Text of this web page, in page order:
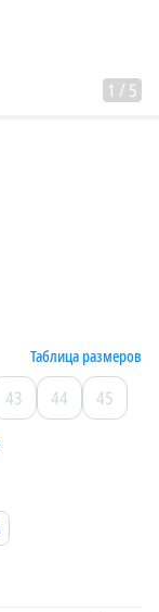
1 / 5
Таблица размеров
43 44
45